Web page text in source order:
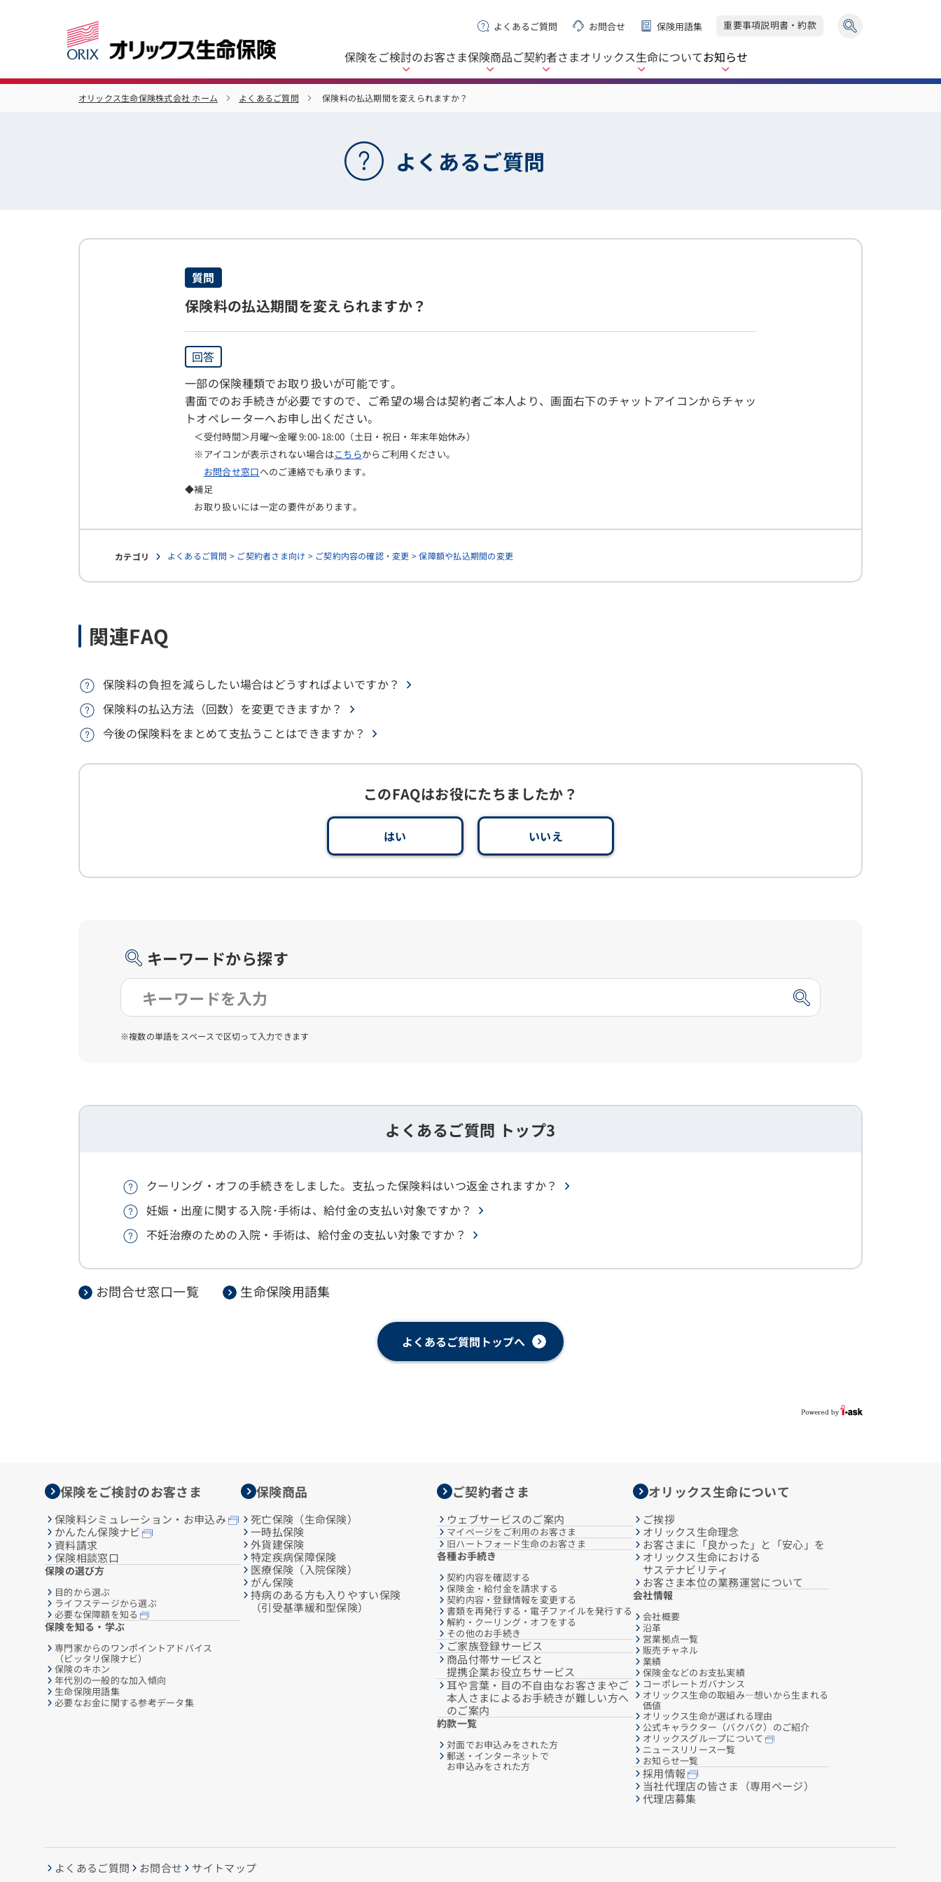
保険をご検討のお客さま保険商品ご契約者さまオリックス生命についてお知らせ
よくあるご質問 お問合せ 保険用語集 重要事項説明書・約款
オリックス生命保険株式会社 ホーム よくあるご質問 保険料の払込期間を変えられますか？
よくあるご質問
質問
保険料の払込期間を変えられますか？
回答
一部の保険種類でお取り扱いが可能です。
書面でのお手続きが必要ですので、ご希望の場合は契約者ご本人より、画面右下のチャットアイコンからチャッ
トオペレーターへお申し出ください。
＜受付時間＞月曜～金曜 9:00-18:00（土日・祝日・年末年始休み）
※アイコンが表示されない場合はこちらからご利用ください。
お問合せ窓口へのご連絡でも承ります。
◆補足
お取り扱いには一定の要件があります。
カテゴリ よくあるご質問 > ご契約者さま向け > ご契約内容の確認・変更 > 保障額や払込期間の変更
関連FAQ
保険料の負担を減らしたい場合はどうすればよいですか？
保険料の払込方法（回数）を変更できますか？
今後の保険料をまとめて支払うことはできますか？
このFAQはお役にたちましたか？
はい いいえ
キーワードから探す
※複数の単語をスペースで区切って入力できます
よくあるご質問 トップ3
クーリング・オフの手続きをしました。支払った保険料はいつ返金されますか？
妊娠・出産に関する入院･手術は、給付金の支払い対象ですか？
不妊治療のための入院・手術は、給付金の支払い対象ですか？
お問合せ窓口一覧 生命保険用語集
よくあるご質問トップへ
保険をご検討のお客さま
保険料シミュレーション・お申込み
かんたん保険ナビ
資料請求
保険相談窓口
保険の選び方
目的から選ぶ
ライフステージから選ぶ
必要な保障額を知る
保険を知る・学ぶ
専門家からのワンポイントアドバイス
（ピッタリ保険ナビ）
保険のキホン
年代別の一般的な加入傾向
生命保険用語集
必要なお金に関する参考データ集
保険商品
死亡保険（生命保険）
一時払保険
外貨建保険
特定疾病保障保険
医療保険（入院保険）
がん保険
持病のある方も入りやすい保険
（引受基準緩和型保険）
ご契約者さま
ウェブサービスのご案内
マイページをご利用のお客さま
旧ハートフォード生命のお客さま
各種お手続き
契約内容を確認する
保険金・給付金を請求する
契約内容・登録情報を変更する
書類を再発行する・電子ファイルを発行する
解約・クーリング・オフをする
その他のお手続き
ご家族登録サービス
商品付帯サービスと
提携企業お役立ちサービス
耳や言葉・目の不自由なお客さまやご
本人さまによるお手続きが難しい方へ
のご案内
約款一覧
対面でお申込みをされた方
郵送・インターネットで
お申込みをされた方
オリックス生命について
ご挨拶
オリックス生命理念
お客さまに「良かった」と「安心」を
オリックス生命における
サステナビリティ
お客さま本位の業務運営について
会社情報
会社概要
沿革
営業拠点一覧
販売チャネル
業績
保険金などのお支払実績
コーポレートガバナンス
オリックス生命の取組み―想いから生まれる
価値
オリックス生命が選ばれる理由
公式キャラクター（バクバク）のご紹介
オリックスグループについて
ニュースリリース一覧
お知らせ一覧
採用情報
当社代理店の皆さま（専用ページ）
代理店募集
よくあるご質問 お問合せ サイトマップ